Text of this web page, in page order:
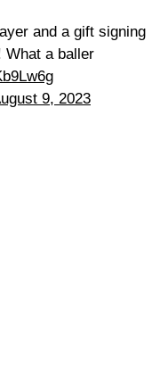
and a gift signing
What a baller
9, 2023